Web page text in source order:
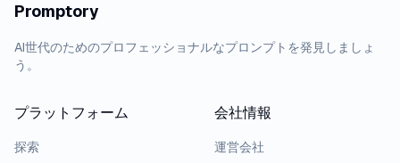
Promptory
AI世代のためのプロフェッショナルなプロンプトを発見しましょ
う。
プラットフォーム
探索
会社情報
運営会社